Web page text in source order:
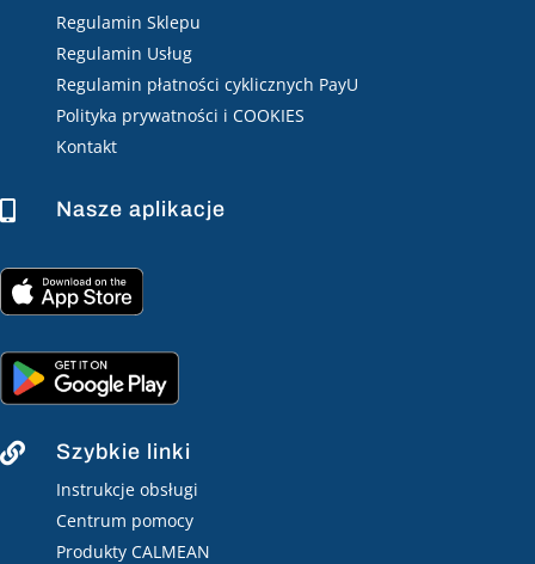
Regulamin Sklepu
Regulamin Usług
Regulamin płatności cyklicznych PayU
Polityka prywatności i COOKIES
Kontakt
 Nasze aplikacje
 Szybkie linki
Instrukcje obsługi
Centrum pomocy
Produkty CALMEAN